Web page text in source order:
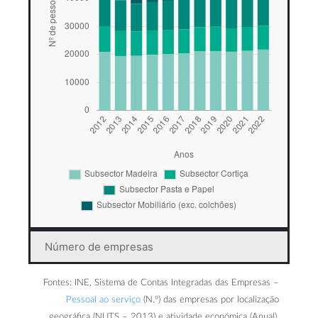
Número de empresas
Fontes: INE, Sistema de Contas Integradas das Empresas –
Pessoal ao serviço (N.º) das empresas por localização